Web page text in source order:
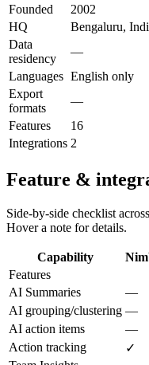
Founded
2002
HQ
Bengaluru,
Data
residency
—
Languages English only
Export
formats
—
Features
16
Integrations 2
Feature &
Side-by-side checklist
Hover a note for details.
Capability
Features
AI Summaries
—
AI grouping/clustering —
AI action items
—
Action tracking
✓